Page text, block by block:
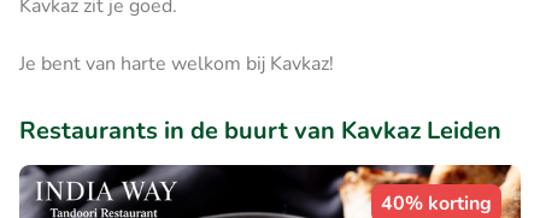
Kavkaz zit je goed.
Je bent van harte welkom bij Kavkaz!
Restaurants in de buurt van Kavkaz Leiden
40% korting